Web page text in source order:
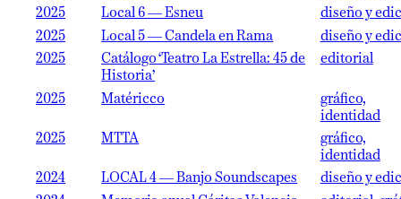
2025
Local 6 — Esneu
diseño y
2025
Local 5 — Candela en Rama
diseño y
2025
Catálogo ‘Teatro La Estrella: 45 de
Historia’
editorial
2025 Matéricco
gráfico,
identidad
2025
MTTA
gráfico,
identidad
2024
LOCAL 4 — Banjo Soundscapes
diseño y